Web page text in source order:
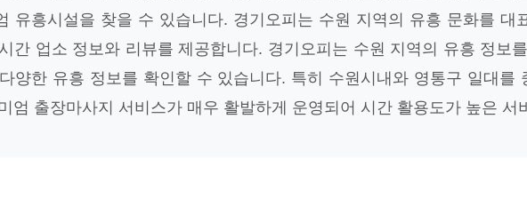
유흥시설을 찾을 수 있습니다. 경기오피는 수원 지역의 유흥 문화를 대
간 업소 정보와 리뷰를 제공합니다. 경기오피는 수원 지역의 유흥 정보
양한 유흥 정보를 확인할 수 있습니다. 특히 수원시내와 영통구 일대를
엄 출장마사지 서비스가 매우 활발하게 운영되어 시간 활용도가 높은 서